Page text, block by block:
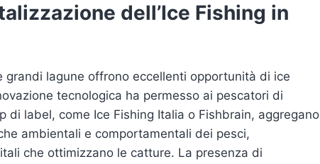
dell’Ice Fishing in
grandi lagune offrono eccellenti opportunità di ice
tecnologica ha permesso ai pescatori di
di label, come Ice Fishing Italia o Fishbrain, aggregano
ambientali e comportamentali dei pesci,
che ottimizzano le catture. La presenza di